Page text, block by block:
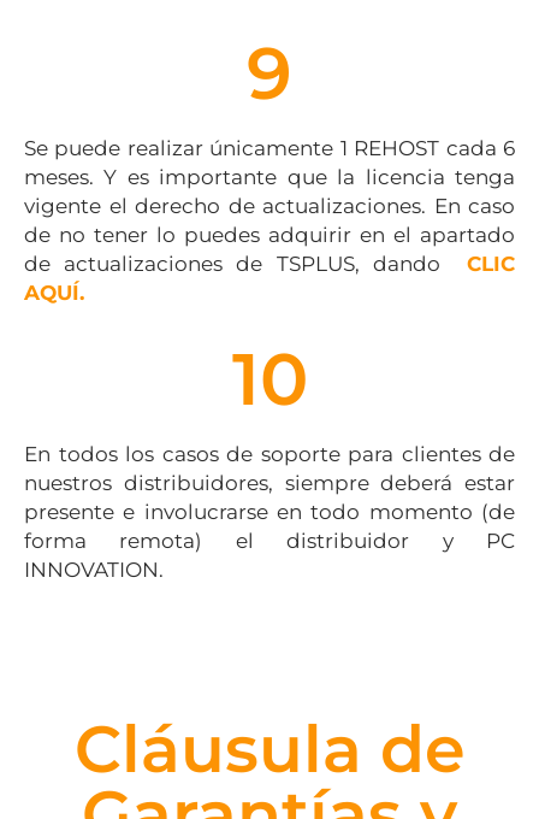
9
Se puede realizar únicamente 1 REHOST cada 6
meses. Y es importante que la licencia tenga
vigente el derecho de actualizaciones. En caso
de no tener lo puedes adquirir en el apartado
de actualizaciones de TSPLUS, dando CLIC
AQUÍ.
10
En todos los casos de soporte para clientes de
nuestros distribuidores, siempre deberá estar
presente e involucrarse en todo momento (de
forma remota) el distribuidor y PC
INNOVATION.
Cláusula de